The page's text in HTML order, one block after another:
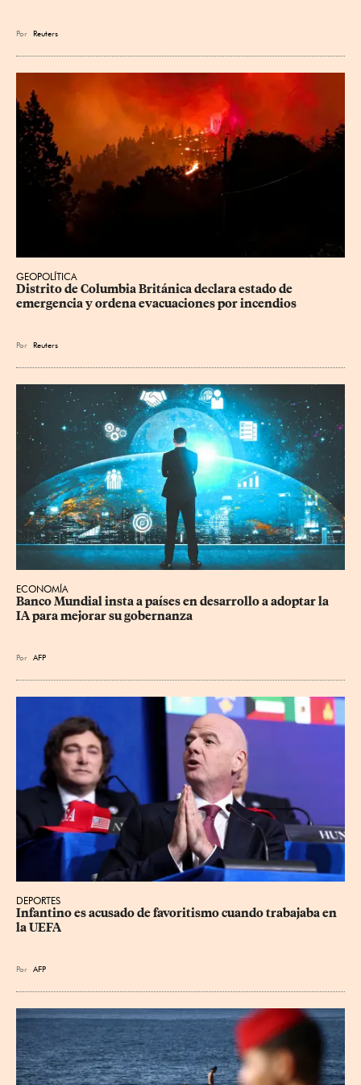
Por Reuters
GEOPOLÍTICA
Distrito de Columbia Británica declara estado de
emergencia y ordena evacuaciones por incendios
Por Reuters
ECONOMÍA
Banco Mundial insta a países en desarrollo a adoptar la
IA para mejorar su gobernanza
Por AFP
DEPORTES
Infantino es acusado de favoritismo cuando trabajaba en
la UEFA
Por AFP